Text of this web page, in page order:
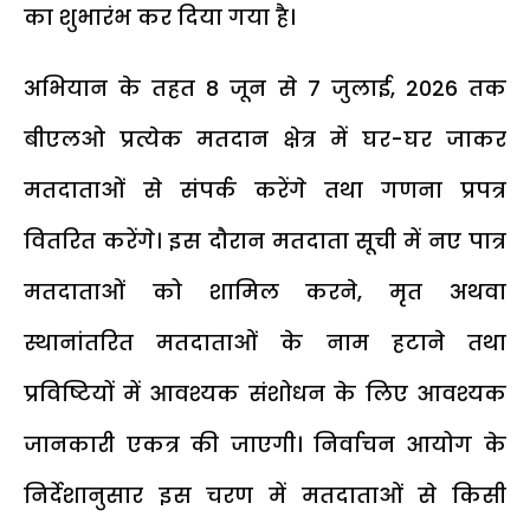
का शुभारंभ कर दिया गया है।
अभियान के तहत 8 जून से 7 जुलाई, 2026 तक
बीएलओ प्रत्येक मतदान क्षेत्र में घर-घर जाकर
मतदाताओं से संपर्क करेंगे तथा गणना प्रपत्र
वितरित करेंगे। इस दौरान मतदाता सूची में नए पात्र
मतदाताओं को शामिल करने, मृत अथवा
स्थानांतरित मतदाताओं के नाम हटाने तथा
प्रविष्टियों में आवश्यक संशोधन के लिए आवश्यक
जानकारी एकत्र की जाएगी। निर्वाचन आयोग के
निर्देशानुसार इस चरण में मतदाताओं से किसी